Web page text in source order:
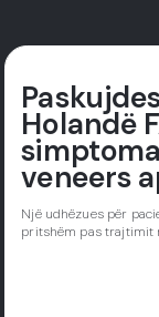
Holandë
veneers
Një udhëzues për
pritshëm pas trajtimit